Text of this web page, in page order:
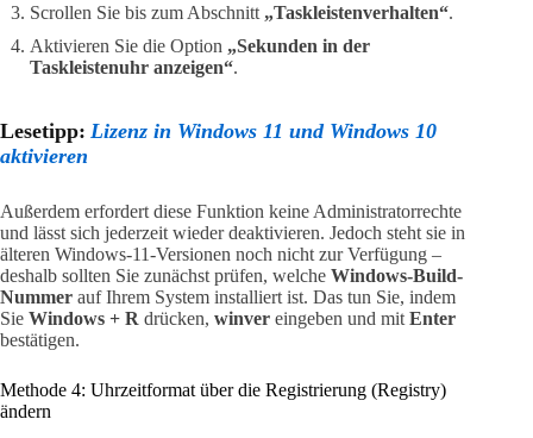
Scrollen Sie bis zum Abschnitt „Taskleistenverhalten“.
Aktivieren Sie die Option „Sekunden in der
Taskleistenuhr anzeigen“.
Lesetipp: Lizenz in Windows 11 und Windows 10
aktivieren
Außerdem erfordert diese Funktion keine Administratorrechte
und lässt sich jederzeit wieder deaktivieren. Jedoch steht sie in
älteren Windows-11-Versionen noch nicht zur Verfügung –
deshalb sollten Sie zunächst prüfen, welche Windows-Build-
Nummer auf Ihrem System installiert ist. Das tun Sie, indem
Sie Windows + R drücken, winver eingeben und mit Enter
bestätigen.
Methode 4: Uhrzeitformat über die Registrierung (Registry)
ändern